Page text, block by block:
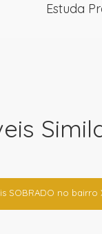
Estuda
SOBRADO no bairro